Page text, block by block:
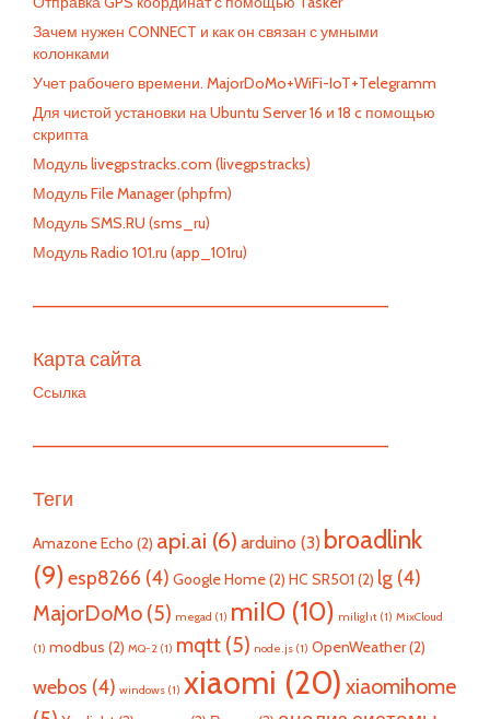
Зачем нужен CONNECT и как он связан с умными
колонками
Учет рабочего времени. MajorDoMo+WiFi-IoT+Telegramm
Для чистой установки на Ubuntu Server 16 и 18 c помощью
скрипта
Модуль livegpstracks.com (livegpstracks)
Модуль File Manager (phpfm)
Модуль SMS.RU (sms_ru)
Модуль Radio 101.ru (app_101ru)
—————————————————————————
Карта сайта
Ссылка
—————————————————————————
Теги
Amazone Echo (2) api.ai (6) arduino (3) broadlink
(9)esp8266 (4) Google Home(2) HC SR501 (2) lg (4)
MajorDoMo (5) megad (1) miIO (10) milight (1) MixCloud
(1) modbus (2) MQ-2 (1) mqtt (5) node.js (1) OpenWeather(2)
webos (4) windows (1) xiaomi (20) xiaomihome